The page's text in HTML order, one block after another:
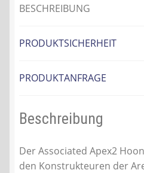
BESCHREIBUNG
PRODUKTSICHERHEIT
PRODUKTANFRAGE
Beschreibung
Der Associated Apex2
den Konstrukteuren der